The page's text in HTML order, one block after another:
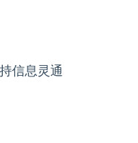
信息灵通